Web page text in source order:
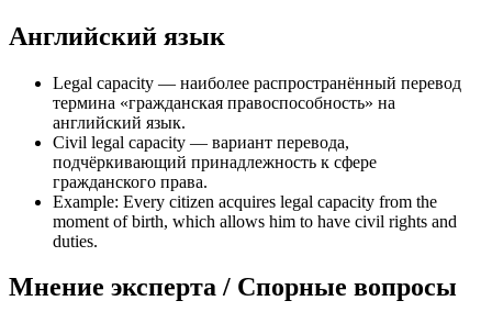
Английский язык
Legal capacity — наиболее распространённый перевод
термина «гражданская правоспособность» на
английский язык.
Civil legal capacity — вариант перевода,
подчёркивающий принадлежность к сфере
гражданского права.
Example: Every citizen acquires legal capacity from the
moment of birth, which allows him to have civil rights and
duties.
Мнение эксперта / Спорные вопросы